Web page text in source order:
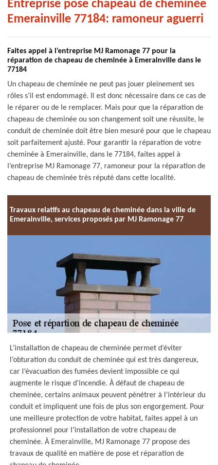
Entreprise pose chapeau de cheminée
Emerainville 77184: ramoneur aguerri
Faites appel à l’entreprise MJ Ramonage 77 pour la
réparation de chapeau de cheminée à Emerainville dans le
77184
Un chapeau de cheminée ne peut pas jouer pleinement ses
rôles s’il est endommagé. Il est donc nécessaire dans ce cas de
le réparer ou de le remplacer. Mais pour que la réparation de
chapeau de cheminée ou son changement soit une réussite, le
conduit de cheminée doit être bien mesuré pour que le chapeau
soit parfaitement ajusté. Pour garantir la réparation de votre
cheminée à Emerainville, dans le 77184, faites appel à
l’entreprise MJ Ramonage 77, ramoneur pour la réparation de
chapeau de cheminée très réputé dans cette localité.
Travaux relatifs au chapeau de cheminée dans la ville de
Emerainville, services proposés par MJ Ramonage 77
L’installation de chapeau de cheminée permet d’éviter
l’obturation du conduit de cheminée qui est très dangereux,
car l’évacuation des fumées devient impossible ce qui
augmente le risque d’incendie. À défaut de chapeau de
cheminée, certains animaux peuvent pénétrer à l’intérieur du
conduit et impliquent une fois de plus son engorgement. Pour
une meilleure protection de votre habitat, faites appel à un
professionnel pour l’installation de votre chapeau de
cheminée. À Emerainville, MJ Ramonage 77 propose des
travaux de qualité en matière de pose et réparation de